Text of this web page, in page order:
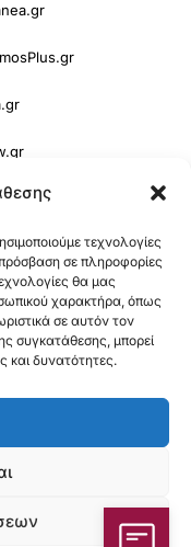
τεχνολογίες
σε πληροφορίες
θα μας
χαρακτήρα, όπως
σε αυτόν τον
συγκατάθεσης, μπορεί
και δυνατότητες.
| Α.Φ.Μ. 801086294 –